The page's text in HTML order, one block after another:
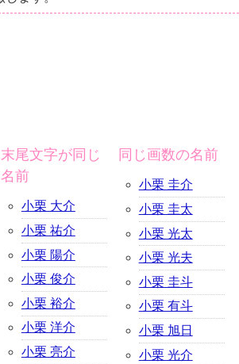
末尾文字が同じ
名前
小栗 大介
小栗 祐介
小栗 陽介
小栗 俊介
小栗 裕介
小栗 洋介
小栗 亮介
同じ画数の名前
小栗 圭介
小栗 圭太
小栗 光太
小栗 光夫
小栗 圭斗
小栗 有斗
小栗 旭日
小栗 光介